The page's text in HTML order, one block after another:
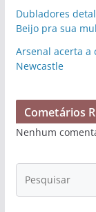
Dubladores
Beijo pra sua
Arsenal acerta a
Newcastle
Cometários
Nenhum